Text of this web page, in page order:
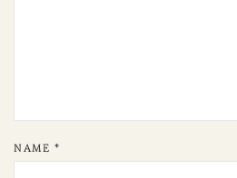
NAME *